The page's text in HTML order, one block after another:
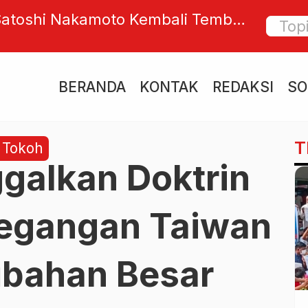
Sejarah Baru Eksplorasi
BERANDA KONTAK REDAKSI
Doktrin
Taiwan
Besar